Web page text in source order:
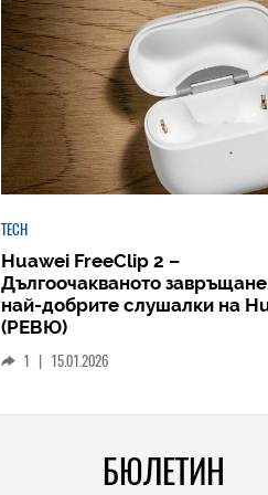
HICOMMENT
Следващият голям скок: защо
смартфонът ще стане вашият
личен AI център
0 | 19.12.2025
БЮЛЕТИН